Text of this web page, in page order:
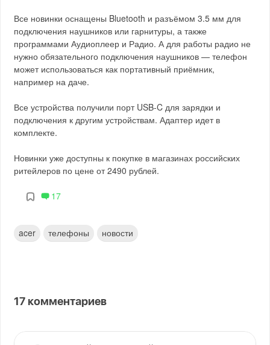
Все новинки оснащены Bluetooth и разъёмом 3.5 мм для
подключения наушников или гарнитуры, а также
программами Аудиоплеер и Радио. А для работы радио не
нужно обязательного подключения наушников — телефон
может использоваться как портативный приёмник,
например на даче.
Все устройства получили порт USB-C для зарядки и
подключения к другим устройствам. Адаптер идет в
комплекте.
Новинки уже доступны к покупке в магазинах российских
ритейлеров по цене от 2490 рублей.
17
acer телефоны новости
17 комментариев